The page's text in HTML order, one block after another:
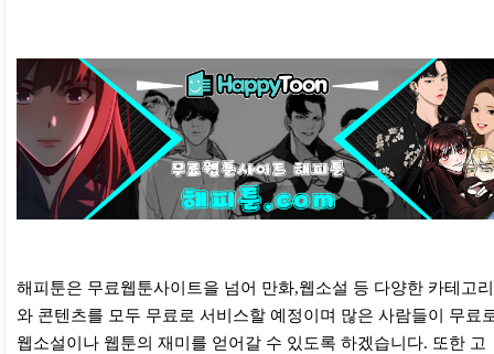
해피툰은 무료웹툰사이트을 넘어 만화,웹소설 등 다양한 카테고리
와 콘텐츠를 모두 무료로 서비스할 예정이며 많은 사람들이 무료
웹소설이나 웹툰의 재미를 얻어갈 수 있도록 하겠습니다. 또한 고